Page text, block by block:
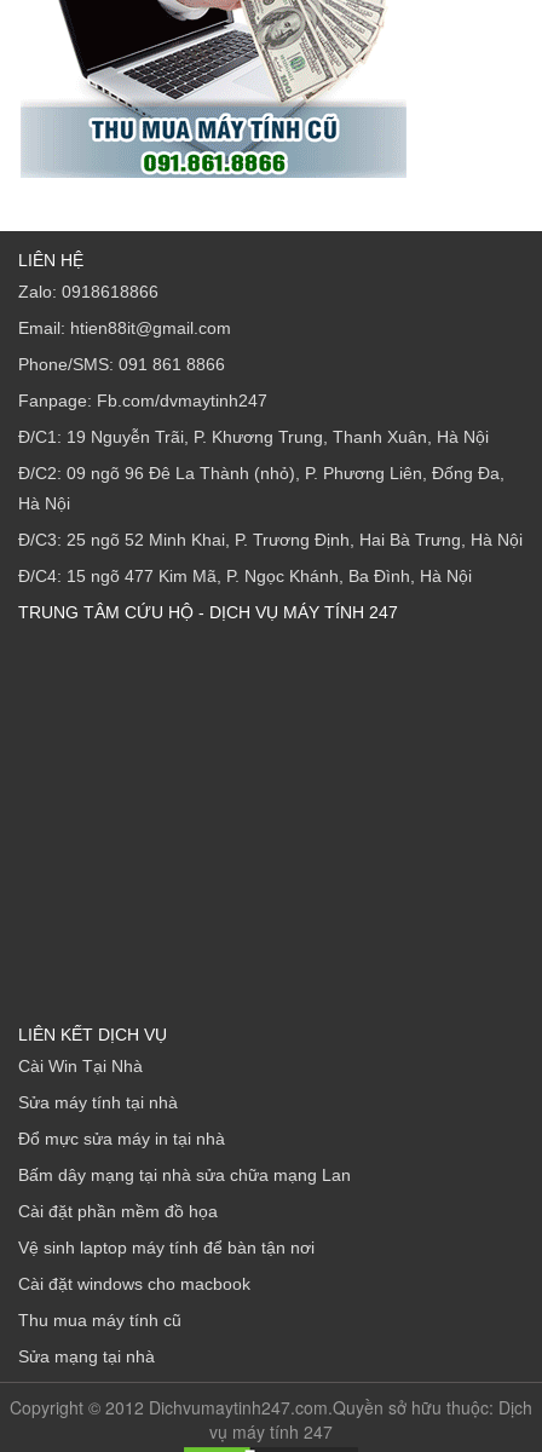
LIÊN HỆ
Zalo: 0918618866
Email: htien88it@gmail.com
Phone/SMS: 091 861 8866
Fanpage: Fb.com/dvmaytinh247
Đ/C1: 19 Nguyễn Trãi, P. Khương Trung, Thanh Xuân, Hà Nội
Đ/C2: 09 ngõ 96 Đê La Thành (nhỏ), P. Phương Liên, Đống Đa,
Hà Nội
Đ/C3: 25 ngõ 52 Minh Khai, P. Trương Định, Hai Bà Trưng, Hà Nội
Đ/C4: 15 ngõ 477 Kim Mã, P. Ngọc Khánh, Ba Đình, Hà Nội
TRUNG TÂM CỨU HỘ - DỊCH VỤ MÁY TÍNH 247
LIÊN KẾT DỊCH VỤ
Cài Win Tại Nhà
Sửa máy tính tại nhà
Đổ mực sửa máy in tại nhà
Bấm dây mạng tại nhà sửa chữa mạng Lan
Cài đặt phần mềm đồ họa
Vệ sinh laptop máy tính để bàn tận nơi
Cài đặt windows cho macbook
Thu mua máy tính cũ
Sửa mạng tại nhà
Copyright © 2012 Dichvumaytinh247.com.Quyền sở hữu thuộc: Dịch
vụ máy tính 247